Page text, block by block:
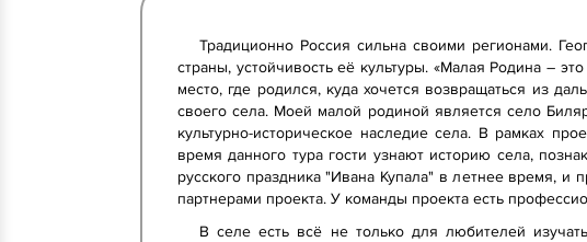
Традиционно Россия сильна своими регионами.
страны, устойчивость её культуры. «Малая Родина –
место, где родился, куда хочется возвращаться из
своего села. Моей малой родиной является село
культурно-историческое наследие села. В рамках
время данного тура гости узнают историю села,
русского праздника "Ивана Купала" в летнее время,
партнерами проекта. У команды проекта есть
В селе есть всё не только для любителей